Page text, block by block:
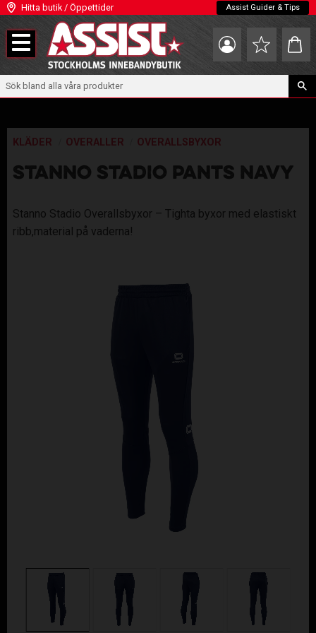
Meny
Hitta butik / Öppettider Assist Guider & Tips
Favoriter
KLÄDER OVERALLER OVERALLSBYXOR
STANNO STADIO PANTS NAVY
Stanno Stadio Overallsbyxor – Tighta byxor med elastiskt
ribb,material på vaderna!